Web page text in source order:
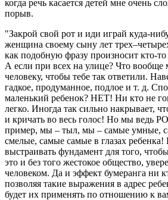
когда речь касается детей мне очень
порыв.
"Закрой свой рот и иди играй куда-
женщина своему сыну лет
как подобную фразу произносит кто-
А если при всех на улице? Что вообще
человеку, чтобы тебе так ответили.
гадкое, продуманное, подлое и т. д.
маленький ребенок? НЕТ! Ни кто не
легко. Иногда так сильно накрывает,
и кричать во весь голос! Но мы
пример, мы – тыл, мы – самые умные,
смелые, самые самые в глазах
выстраивать фундамент для того,
это и без того жестокое общество,
человеком. Да и эффект бумеранга ни
позволяя такие выражения в адрес
будет их применять по отношению к